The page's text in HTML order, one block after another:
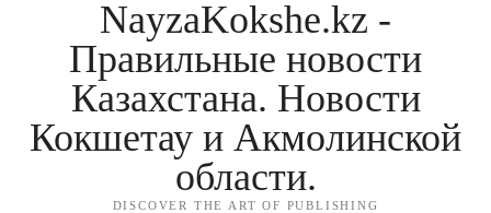
NayzaKokshe.kz -
Правильные новости
Казахстана. Новости
Кокшетау и Акмолинской
области.
DISCOVER THE ART OF PUBLISHING